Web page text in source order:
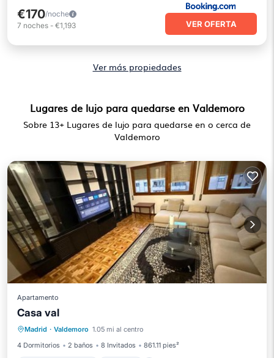
€170/noche
7 noches - €1,193 VER OFERTA
Ver más propiedades
Lugares de lujo para quedarse en Valdemoro
Sobre 13+ Lugares de lujo para quedarse en o cerca de
Valdemoro
Apartamento
Casa val
Madrid · Valdemoro 1.05 mi al centro
4 Dormitorios
2 baños 8 Invitados 861.11 pies²
Se admiten mascotas